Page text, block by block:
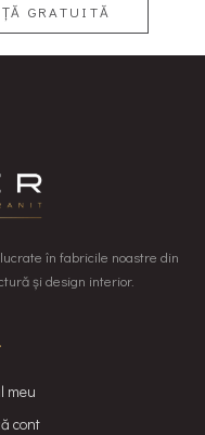
GRATUITĂ
în fabricile noastre din
și design interior.
meu
cont